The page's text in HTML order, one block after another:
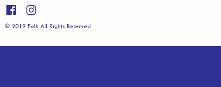
© 2019 Folk All Rights Reserved